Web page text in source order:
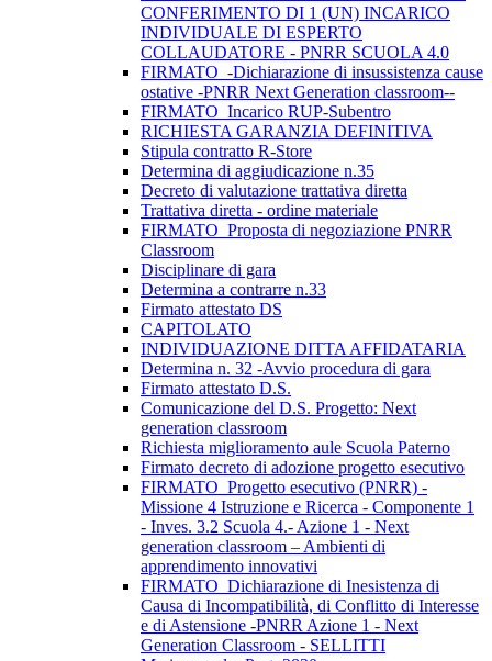
CONFERIMENTO DI 1 (UN) INCARICO
INDIVIDUALE DI ESPERTO
COLLAUDATORE - PNRR SCUOLA 4.0
FIRMATO_-Dichiarazione di insussistenza cause
ostative -PNRR Next Generation classroom--
FIRMATO_Incarico RUP-Subentro
RICHIESTA GARANZIA DEFINITIVA
Stipula contratto R-Store
Determina di aggiudicazione n.35
Decreto di valutazione trattativa diretta
Trattativa diretta - ordine materiale
FIRMATO_Proposta di negoziazione PNRR
Classroom
Disciplinare di gara
Determina a contrarre n.33
Firmato attestato DS
CAPITOLATO
INDIVIDUAZIONE DITTA AFFIDATARIA
Determina n. 32 -Avvio procedura di gara
Firmato attestato D.S.
Comunicazione del D.S. Progetto: Next
generation classroom
Richiesta miglioramento aule Scuola Paterno
Firmato decreto di adozione progetto esecutivo
FIRMATO_Progetto esecutivo (PNRR) -
Missione 4 Istruzione e Ricerca - Componente 1
- Inves. 3.2 Scuola 4.- Azione 1 - Next
generation classroom – Ambienti di
apprendimento innovativi
FIRMATO_Dichiarazione di Inesistenza di
Causa di Incompatibilità, di Conflitto di Interesse
e di Astensione -PNRR Azione 1 - Next
Generation Classroom - SELLITTI